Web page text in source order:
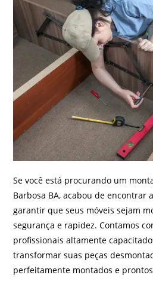
Se você está procurando um
Barbosa BA, acabou de encontrar
garantir que seus móveis sejam
segurança e rapidez. Contamos
profissionais altamente
transformar suas peças
perfeitamente montados e